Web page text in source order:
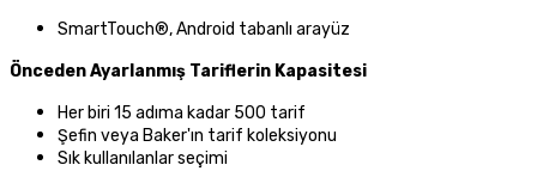
SmartTouch®, Android tabanlı arayüz
Önceden Ayarlanmış Tariflerin Kapasitesi
Her biri 15 adıma kadar 500 tarif
Şefin veya Baker'ın tarif koleksiyonu
Sık kullanılanlar seçimi